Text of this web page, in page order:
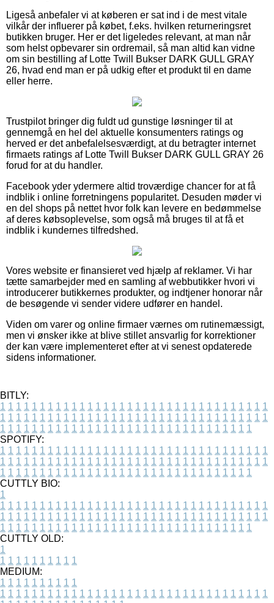
Ligeså anbefaler vi at køberen er sat ind i de mest vitale
vilkår der influerer på købet, f.eks. hvilken returneringsret
butikken bruger. Her er det ligeledes relevant, at man når
som helst opbevarer sin ordremail, så man altid kan vidne
om sin bestilling af Lotte Twill Bukser DARK GULL GRAY
26, hvad end man er på udkig efter et produkt til en dame
eller herre.
Trustpilot bringer dig fuldt ud gunstige løsninger til at
gennemgå en hel del aktuelle konsumenters ratings og
herved er det anbefalelsesværdigt, at du betragter internet
firmaets ratings af Lotte Twill Bukser DARK GULL GRAY 26
forud for at du handler.
Facebook yder ydermere altid troværdige chancer for at få
indblik i online forretningens popularitet. Desuden møder vi
en del shops på nettet hvor folk kan levere en bedømmelse
af deres købsoplevelse, som også må bruges til at få et
indblik i kundernes tilfredshed.
Vores website er finansieret ved hjælp af reklamer. Vi har
tætte samarbejder med en samling af webbutikker hvori vi
introducerer butikkernes produkter, og indtjener honorar når
de besøgende vi sender videre udfører en handel.
Viden om varer og online firmaer værnes om rutinemæssigt,
men vi ønsker ikke at blive stillet ansvarlig for korrektioner
der kan være implementeret efter at vi senest opdaterede
sidens informationer.
BITLY:
1 1 1 1 1 1 1 1 1 1 1 1 1 1 1 1 1 1 1 1 1 1 1 1 1 1 1 1 1 1 1 1 1 1
1 1 1 1 1 1 1 1 1 1 1 1 1 1 1 1 1 1 1 1 1 1 1 1 1 1 1 1 1 1 1 1 1 1
1 1 1 1 1 1 1 1 1 1 1 1 1 1 1 1 1 1 1 1 1 1 1 1 1 1 1 1 1 1 1 1
SPOTIFY:
1 1 1 1 1 1 1 1 1 1 1 1 1 1 1 1 1 1 1 1 1 1 1 1 1 1 1 1 1 1 1 1 1 1
1 1 1 1 1 1 1 1 1 1 1 1 1 1 1 1 1 1 1 1 1 1 1 1 1 1 1 1 1 1 1 1 1 1
1 1 1 1 1 1 1 1 1 1 1 1 1 1 1 1 1 1 1 1 1 1 1 1 1 1 1 1 1 1 1 1
CUTTLY BIO:
1
1 1 1 1 1 1 1 1 1 1 1 1 1 1 1 1 1 1 1 1 1 1 1 1 1 1 1 1 1 1 1 1 1 1
1 1 1 1 1 1 1 1 1 1 1 1 1 1 1 1 1 1 1 1 1 1 1 1 1 1 1 1 1 1 1 1 1 1
1 1 1 1 1 1 1 1 1 1 1 1 1 1 1 1 1 1 1 1 1 1 1 1 1 1 1 1 1 1 1 1
CUTTLY OLD:
1
1 1 1 1 1 1 1 1 1 1
MEDIUM:
1 1 1 1 1 1 1 1 1 1
1 1 1 1 1 1 1 1 1 1 1 1 1 1 1 1 1 1 1 1 1 1 1 1 1 1 1 1 1 1 1 1 1 1